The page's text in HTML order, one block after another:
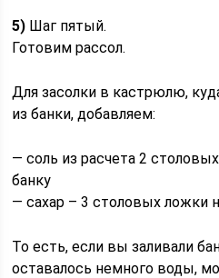
5) Шаг пятый.
Готовим рассол.
Для засолки в кастрюлю,
из банки, добавляем:
— соль из расчета 2
банку
— сахар – 3 столовых ложки
То есть, если вы заливали
оставалось немного воды,